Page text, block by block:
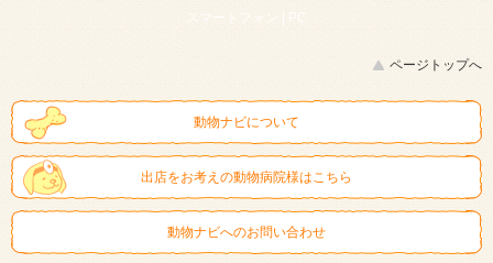
スマートフォン | PC
ページトップへ
動物ナビについて
出店をお考えの動物病院様はこちら
動物ナビへのお問い合わせ